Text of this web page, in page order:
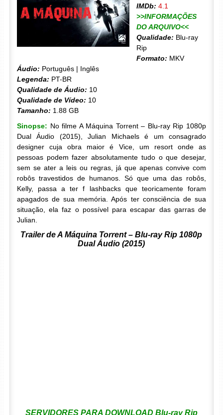
IMDb: 4.1
>>INFORMAÇÕES
DO ARQUIVO<<
Qualidade: Blu-ray
Rip
Formato: MKV
Áudio: Português | Inglês
Legenda: PT-BR
Qualidade de Áudio: 10
Qualidade de Vídeo: 10
Tamanho: 1.88 GB
Sinopse: No filme A Máquina Torrent – Blu-ray Rip 1080p
Dual Áudio (2015), Julian Michaels é um consagrado
designer cuja obra maior é Vice, um resort onde as
pessoas podem fazer absolutamente tudo o que desejar,
sem se ater a leis ou regras, já que apenas convive com
robôs travestidos de humanos. Só que uma das robôs,
Kelly, passa a ter f lashbacks que teoricamente foram
apagados de sua memória. Após ter consciência de sua
situação, ela faz o possível para escapar das garras de
Julian.
Trailer de A Máquina Torrent – Blu-ray Rip 1080p
Dual Áudio (2015)
SERVIDORES PARA DOWNLOAD Blu-ray Rip